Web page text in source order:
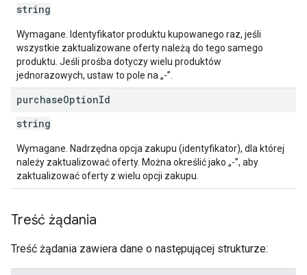
string
Wymagane. Identyfikator produktu kupowanego raz, jeśli
wszystkie zaktualizowane oferty należą do tego samego
produktu. Jeśli prośba dotyczy wielu produktów
jednorazowych, ustaw to pole na „-”.
purchaseOptionId
string
Wymagane. Nadrzędna opcja zakupu (identyfikator), dla której
należy zaktualizować oferty. Można określić jako „-”, aby
zaktualizować oferty z wielu opcji zakupu.
Treść żądania
Treść żądania zawiera dane o następującej strukturze: